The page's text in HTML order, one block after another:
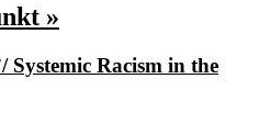
»
Systemic Racism in the